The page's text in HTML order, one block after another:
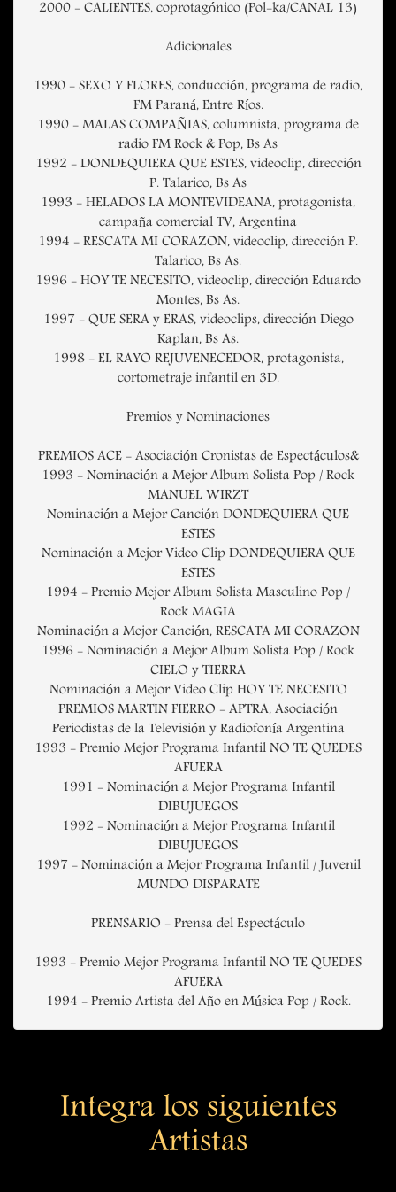
2000 - CALIENTES, coprotagónico (Pol-ka/CANAL 13)
Adicionales
1990 - SEXO Y FLORES, conducción, programa de radio,
FM Paraná, Entre Ríos.
1990 - MALAS COMPAÑIAS, columnista, programa de
radio FM Rock & Pop, Bs As
1992 - DONDEQUIERA QUE ESTES, videoclip, dirección
P. Talarico, Bs As
1993 - HELADOS LA MONTEVIDEANA, protagonista,
campaña comercial TV, Argentina
1994 - RESCATA MI CORAZON, videoclip, dirección P.
Talarico, Bs As.
1996 - HOY TE NECESITO, videoclip, dirección Eduardo
Montes, Bs As.
1997 - QUE SERA y ERAS, videoclips, dirección Diego
Kaplan, Bs As.
1998 - EL RAYO REJUVENECEDOR, protagonista,
cortometraje infantil en 3D.
Premios y Nominaciones
PREMIOS ACE - Asociación Cronistas de Espectáculos&
1993 - Nominación a Mejor Album Solista Pop / Rock
MANUEL WIRZT
Nominación a Mejor Canción DONDEQUIERA QUE
ESTES
Nominación a Mejor Video Clip DONDEQUIERA QUE
ESTES
1994 - Premio Mejor Album Solista Masculino Pop /
Rock MAGIA
Nominación a Mejor Canción, RESCATA MI CORAZON
1996 - Nominación a Mejor Album Solista Pop / Rock
CIELO y TIERRA
Nominación a Mejor Video Clip HOY TE NECESITO
PREMIOS MARTIN FIERRO - APTRA, Asociación
Periodistas de la Televisión y Radiofonía Argentina
1993 - Premio Mejor Programa Infantil NO TE QUEDES
AFUERA
1991 - Nominación a Mejor Programa Infantil
DIBUJUEGOS
1992 - Nominación a Mejor Programa Infantil
DIBUJUEGOS
1997 - Nominación a Mejor Programa Infantil / Juvenil
MUNDO DISPARATE
PRENSARIO - Prensa del Espectáculo
1993 - Premio Mejor Programa Infantil NO TE QUEDES
AFUERA
1994 - Premio Artista del Año en Música Pop / Rock.
Integra los siguientes
Artistas